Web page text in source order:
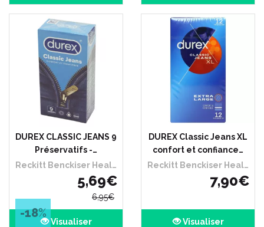
DUREX CLASSIC JEANS 9
Préservatifs -…
Reckitt Benckiser Healthcare France
5,69€
6,95€
-18%
Visualiser
DUREX Classic Jeans XL
confort et confiance…
Reckitt Benckiser Healthcare France
7,90€
Visualiser